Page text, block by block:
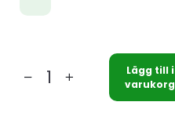
Kaisai
Lägg till i
varukorg